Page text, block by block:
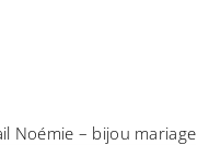
Noémie – bijou mariage